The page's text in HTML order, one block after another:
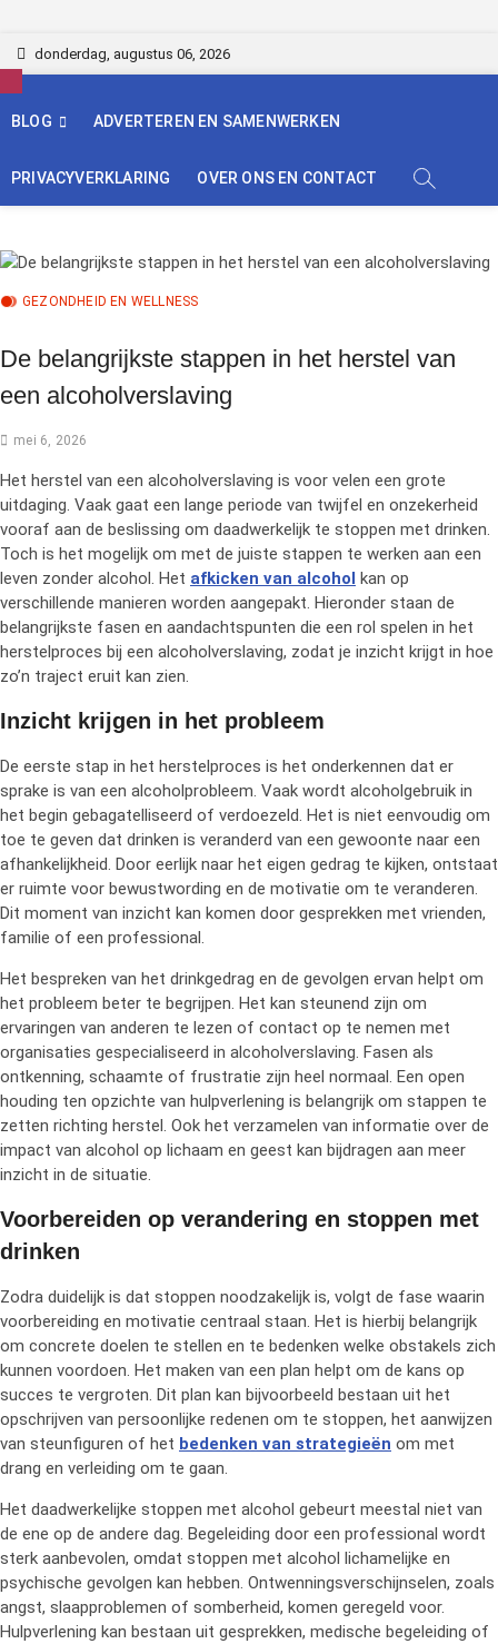
Skip
to
content
donderdag, augustus 06, 2026
BLOG ADVERTEREN EN SAMENWERKEN
PRIVACYVERKLARING OVER ONS EN CONTACT
GEZONDHEID EN WELLNESS
De belangrijkste stappen in het herstel van
een alcoholverslaving
mei 6, 2026
Het herstel van een alcoholverslaving is voor velen een grote
uitdaging. Vaak gaat een lange periode van twijfel en onzekerheid
vooraf aan de beslissing om daadwerkelijk te stoppen met drinken.
Toch is het mogelijk om met de juiste stappen te werken aan een
leven zonder alcohol. Het afkicken van alcohol kan op
verschillende manieren worden aangepakt. Hieronder staan de
belangrijkste fasen en aandachtspunten die een rol spelen in het
herstelproces bij een alcoholverslaving, zodat je inzicht krijgt in hoe
zo’n traject eruit kan zien.
Inzicht krijgen in het probleem
De eerste stap in het herstelproces is het onderkennen dat er
sprake is van een alcoholprobleem. Vaak wordt alcoholgebruik in
het begin gebagatelliseerd of verdoezeld. Het is niet eenvoudig om
toe te geven dat drinken is veranderd van een gewoonte naar een
afhankelijkheid. Door eerlijk naar het eigen gedrag te kijken, ontstaat
er ruimte voor bewustwording en de motivatie om te veranderen.
Dit moment van inzicht kan komen door gesprekken met vrienden,
familie of een professional.
Het bespreken van het drinkgedrag en de gevolgen ervan helpt om
het probleem beter te begrijpen. Het kan steunend zijn om
ervaringen van anderen te lezen of contact op te nemen met
organisaties gespecialiseerd in alcoholverslaving. Fasen als
ontkenning, schaamte of frustratie zijn heel normaal. Een open
houding ten opzichte van hulpverlening is belangrijk om stappen te
zetten richting herstel. Ook het verzamelen van informatie over de
impact van alcohol op lichaam en geest kan bijdragen aan meer
inzicht in de situatie.
Voorbereiden op verandering en stoppen met
drinken
Zodra duidelijk is dat stoppen noodzakelijk is, volgt de fase waarin
voorbereiding en motivatie centraal staan. Het is hierbij belangrijk
om concrete doelen te stellen en te bedenken welke obstakels zich
kunnen voordoen. Het maken van een plan helpt om de kans op
succes te vergroten. Dit plan kan bijvoorbeeld bestaan uit het
opschrijven van persoonlijke redenen om te stoppen, het aanwijzen
van steunfiguren of het bedenken van strategieën om met
drang en verleiding om te gaan.
Het daadwerkelijke stoppen met alcohol gebeurt meestal niet van
de ene op de andere dag. Begeleiding door een professional wordt
sterk aanbevolen, omdat stoppen met alcohol lichamelijke en
psychische gevolgen kan hebben. Ontwenningsverschijnselen, zoals
angst, slaapproblemen of somberheid, komen geregeld voor.
Hulpverlening kan bestaan uit gesprekken, medische begeleiding of